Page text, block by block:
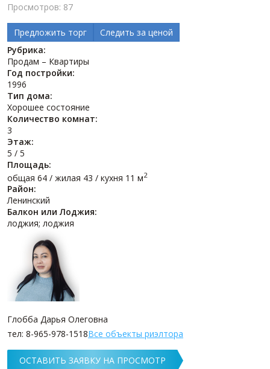
Просмотров: 87
Предложить торг
Следить за ценой
Рубрика:
Продам – Квартиры
Год постройки:
1996
Тип дома:
Хорошее состояние
Количество комнат:
3
Этаж:
5 / 5
Площадь:
общая 64 / жилая 43 / кухня 11 м2
Район:
Ленинский
Балкон или Лоджия:
лоджия; лоджия
Глобба Дарья Олеговна
тел: 8-965-978-1518Все объекты риэлтора
ОСТАВИТЬ ЗАЯВКУ НА ПРОСМОТР